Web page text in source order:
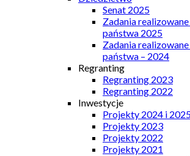
Senat 2025
Zadania
państwa 2025
Zadania
państwa – 2024
Regranting
Regranting 2023
Regranting 2022
Inwestycje
Projekty 2024 i
Projekty 2023
Projekty 2022
Projekty 2021